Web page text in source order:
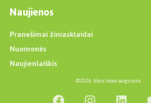
Naujienos
Pranešimai žiniasklaidai
Nuomonės
Naujienlaiškis
©2026. Visos teisės saugomos.